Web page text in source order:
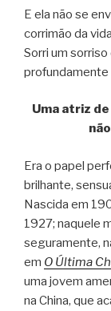
E ela não se
corrimão da
Sorri um
profundamente
Uma atriz
Era o papel
brilhante,
Nascida em
1927; naquele
seguramente,
em O Última
uma jovem
na China, que